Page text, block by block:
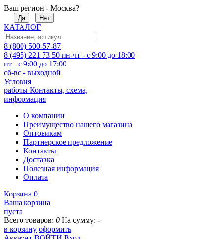
Ваш регион - Москва?
Да Нет
КАТАЛОГ
8 (800) 500-57-87
8 (495) 221 73 50 пн-чт - с 9:00 до 18:00
пт - с 9:00 до 17:00
сб-вс - выходной
Условия
работы Контакты, схема,
информация
О компании
Преимущество нашего магазина
Оптовикам
Партнерское предложение
Контакты
Доставка
Полезная информация
Оплата
Корзина 0
Ваша корзина
пуста
Всего товаров: 0 На сумму: -
в корзину оформить